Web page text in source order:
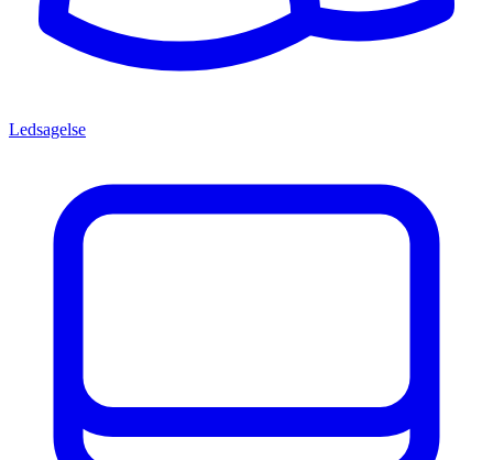
Ledsagelse